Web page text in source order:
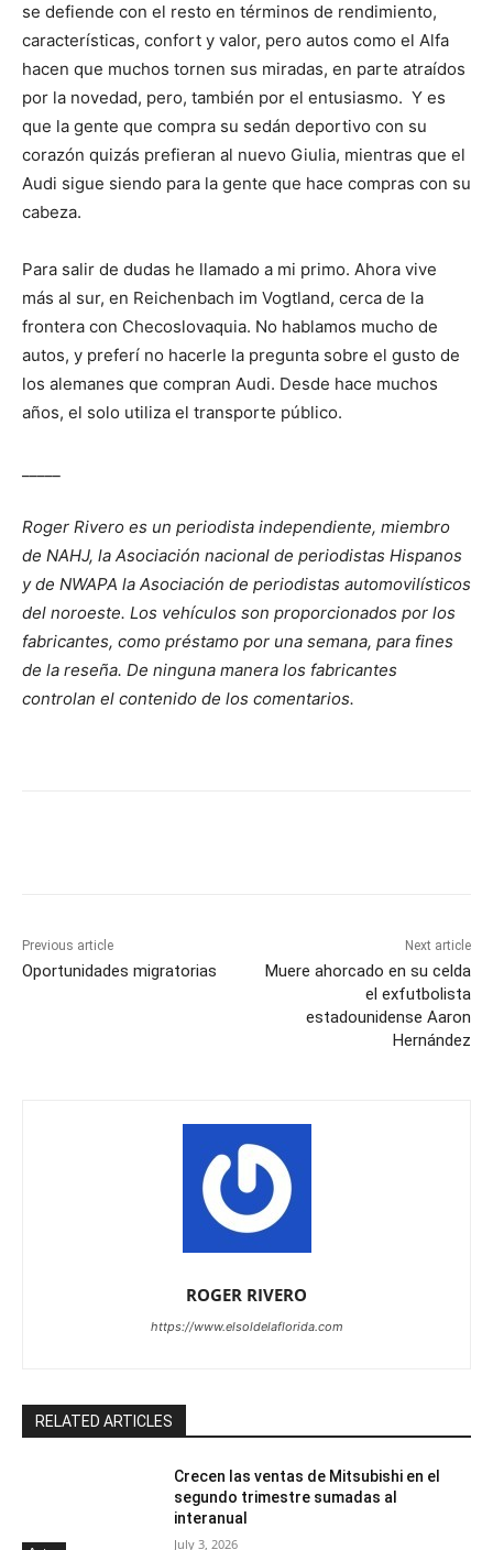
se defiende con el resto en términos de rendimiento,
características, confort y valor, pero autos como el Alfa
hacen que muchos tornen sus miradas, en parte atraídos
por la novedad, pero, también por el entusiasmo. Y es
que la gente que compra su sedán deportivo con su
corazón quizás prefieran al nuevo Giulia, mientras que el
Audi sigue siendo para la gente que hace compras con su
cabeza.
Para salir de dudas he llamado a mi primo. Ahora vive
más al sur, en Reichenbach im Vogtland, cerca de la
frontera con Checoslovaquia. No hablamos mucho de
autos, y preferí no hacerle la pregunta sobre el gusto de
los alemanes que compran Audi. Desde hace muchos
años, el solo utiliza el transporte público.
Roger Rivero es un periodista independiente, miembro
de NAHJ, la Asociación nacional de periodistas Hispanos
y de NWAPA la Asociación de periodistas automovilísticos
del noroeste. Los vehículos son proporcionados por los
fabricantes, como préstamo por una semana, para fines
de la reseña. De ninguna manera los fabricantes
controlan el contenido de los comentarios.
Previous article
Oportunidades migratorias
Next article
Muere ahorcado en su celda
el exfutbolista
estadounidense Aaron
Hernández
ROGER RIVERO
https://www.elsoldelaflorida.com
RELATED ARTICLES
Crecen las ventas de Mitsubishi en el
segundo trimestre sumadas al
interanual
July 3, 2026